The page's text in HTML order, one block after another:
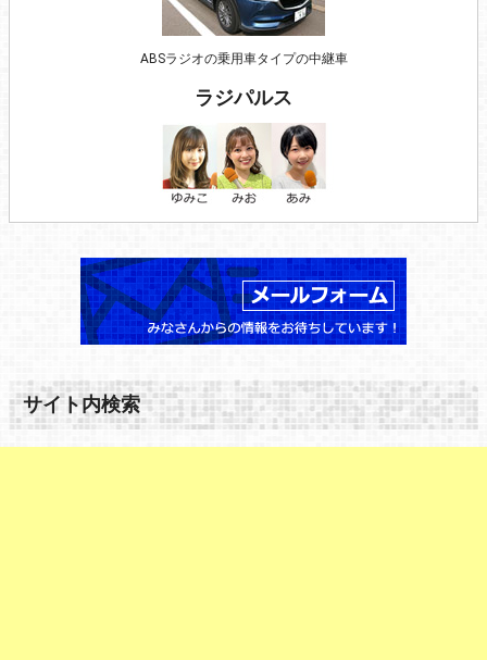
ABSラジオの乗用車タイプの中継車
ラジパルス
サイト内検索